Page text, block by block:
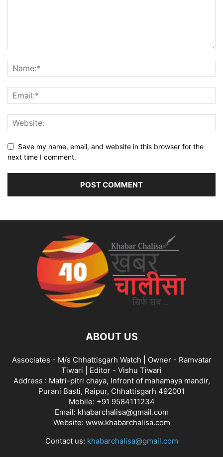
Save my name, email, and website in this browser for the
next time I comment.
ABOUT US
Associates - M/s Chhattisgarh Watch | Owner - Ramvatar
Tiwari | Editor - Vishu Tiwari
Address : Matri-pitri chaya, Infront of mahamaya mandir,
Purani Basti, Raipur, Chhattisgarh 492001
Mobile: +91 9584111234
Email: khabarchalisa@gmail.com
Website: www.khabarchalisa.com
Contact us: khabarchalisa@gmail.com